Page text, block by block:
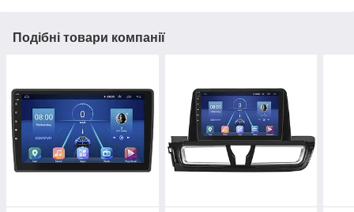
Подібні товари компанії